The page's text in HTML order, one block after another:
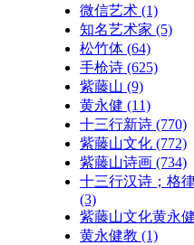
微信艺术 (1)
知名艺术家 (5)
松竹体 (64)
手枪诗 (625)
紫藤山 (9)
黄永健 (11)
十三行新诗 (770)
紫藤山文化 (772)
紫藤山诗画 (734)
十三行汉诗；格
(3)
紫藤山文化黄永
黄永健教 (1)